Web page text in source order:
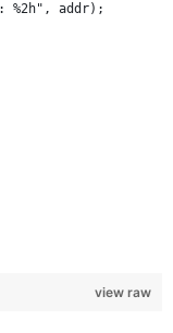
%2h", addr);
view raw